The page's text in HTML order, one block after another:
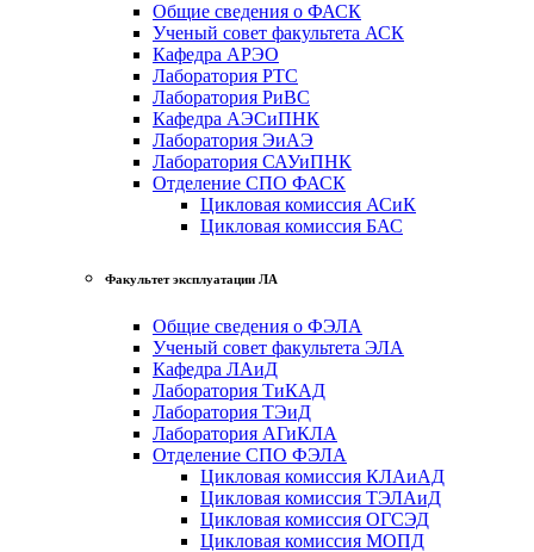
Общие сведения о ФАСК
Ученый совет факультета АСК
Кафедра АРЭО
Лаборатория РТС
Лаборатория РиВС
Кафедра АЭСиПНК
Лаборатория ЭиАЭ
Лаборатория САУиПНК
Отделение СПО ФАСК
Цикловая комиссия АСиК
Цикловая комиссия БАС
Факультет эксплуатации ЛА
Общие сведения о ФЭЛА
Ученый совет факультета ЭЛА
Кафедра ЛАиД
Лаборатория ТиКАД
Лаборатория ТЭиД
Лаборатория АГиКЛА
Отделение СПО ФЭЛА
Цикловая комиссия КЛАиАД
Цикловая комиссия ТЭЛАиД
Цикловая комиссия ОГСЭД
Цикловая комиссия МОПД